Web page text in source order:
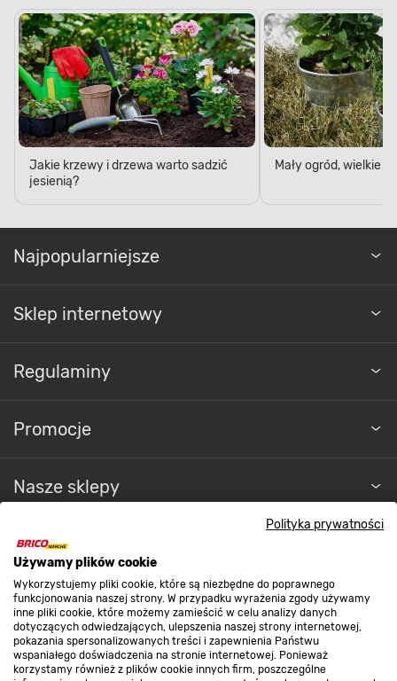
Polityka prywatności
Używamy plików cookie
Wykorzystujemy pliki cookie, które są niezbędne do poprawnego
funkcjonowania naszej strony. W przypadku wyrażenia zgody używamy
inne pliki cookie, które możemy zamieścić w celu analizy danych
dotyczących odwiedzających, ulepszenia naszej strony internetowej,
pokazania spersonalizowanych treści i zapewnienia Państwu
wspaniałego doświadczenia na stronie internetowej. Ponieważ
korzystamy również z plików cookie innych firm, poszczególne
Jakie krzewy i drzewa warto sadzić
jesienią?
Mały ogród, wielkie
Najpopularniejsze
Sklep internetowy
Regulaminy
Promocje
Nasze sklepy
O nas
Kontakt do sklepu
Strefa biznesu